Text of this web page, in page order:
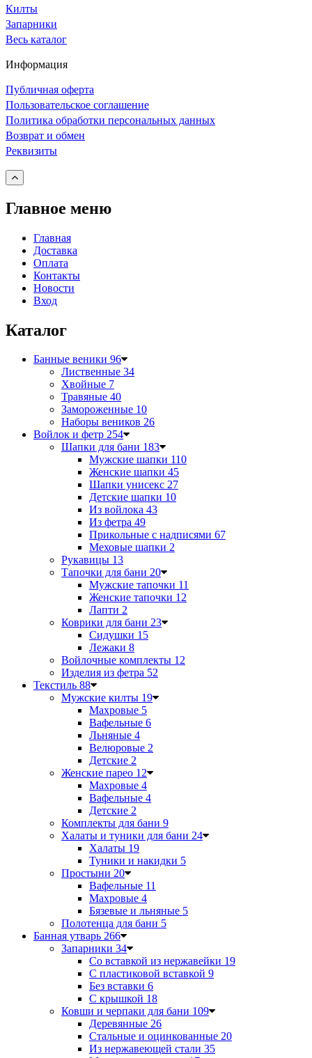
Килты
Запарники
Весь каталог
Информация
Публичная оферта
Пользовательское соглашение
Политика обработки персональных данных
Возврат и обмен
Реквизиты
Главное меню
Главная
Доставка
Оплата
Контакты
Новости
Вход
Каталог
Банные веники 96
Лиственные 34
Хвойные 7
Травяные 40
Замороженные 10
Наборы веников 26
Войлок и фетр 254
Шапки для бани 183
Мужские шапки 110
Женские шапки 45
Шапки унисекс 27
Детские шапки 10
Из войлока 43
Из фетра 49
Прикольные с надписями 67
Меховые шапки 2
Рукавицы 13
Тапочки для бани 20
Мужские тапочки 11
Женские тапочки 12
Лапти 2
Коврики для бани 23
Сидушки 15
Лежаки 8
Войлочные комплекты 12
Изделия из фетра 52
Текстиль 88
Мужские килты 19
Махровые 5
Вафельные 6
Льняные 4
Велюровые 2
Детские 2
Женские парео 12
Махровые 4
Вафельные 4
Детские 2
Комплекты для бани 9
Халаты и туники для бани 24
Халаты 19
Туники и накидки 5
Простыни 20
Вафельные 11
Махровые 4
Бязевые и льняные 5
Полотенца для бани 5
Банная утварь 266
Запарники 34
Со вставкой из нержавейки 19
С пластиковой вставкой 9
Без вставки 6
С крышкой 18
Ковши и черпаки для бани 109
Деревянные 26
Стальные и оцинкованные 20
Из нержавеющей стали 35